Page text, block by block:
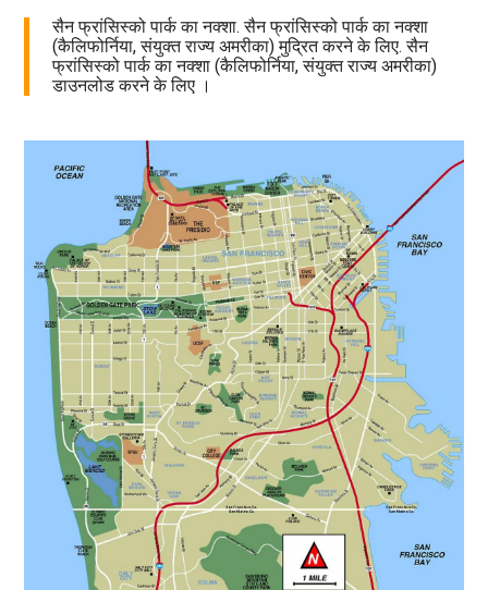
सैन फ्रांसिस्को पार्क का नक्शा. सैन फ्रांसिस्को पार्क का नक्शा
(कैलिफोर्निया, संयुक्त राज्य अमरीका) मुद्रित करने के लिए. सैन
फ्रांसिस्को पार्क का नक्शा (कैलिफोर्निया, संयुक्त राज्य अमरीका)
डाउनलोड करने के लिए ।